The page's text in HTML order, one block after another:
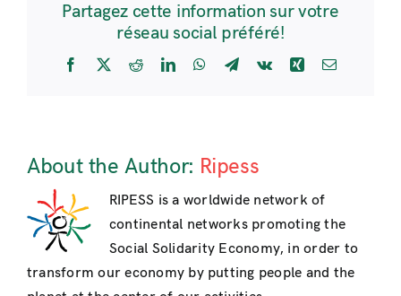
Partagez cette information sur votre
réseau social préféré!
Facebook
X RedditLinkedInWhatsApp
Telegram
Vk Xing Email
About the Author: Ripess
RIPESS is a worldwide network of
continental networks promoting the
Social Solidarity Economy, in order to
transform our economy by putting people and the